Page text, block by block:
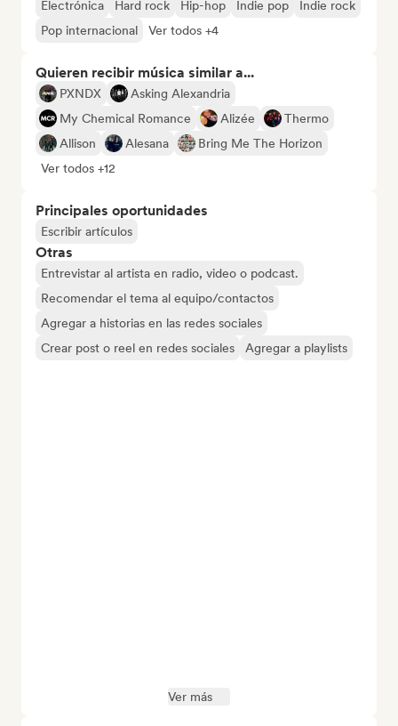
Electrónica Hard rock Hip-hop Indie pop
Indie rock
Pop internacional
Ver todos +4
Quieren recibir música similar a...
PXNDX
Asking Alexandria
My Chemical Romance
Alizée
Thermo
Allison
Alesana
Bring Me The Horizon
Ver todos +12
Principales oportunidades
Escribir artículos
Otras
Entrevistar al artista en radio, video o podcast.
Recomendar el tema al equipo/contactos
Agregar a historias en las redes sociales
Crear post o reel en redes sociales
Agregar a playlists
Ver más